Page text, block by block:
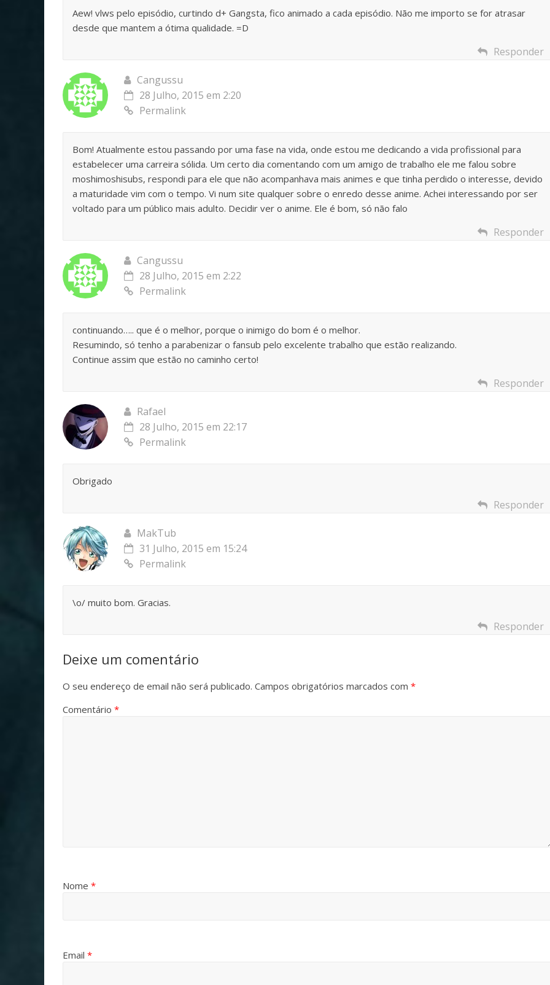
Aew! vlws pelo episódio, curtindo d+ Gangsta, fico animado a cada episódio. Não me importo se for atrasar
desde que mantem a ótima qualidade. =D
Responder
Cangussu
28 Julho, 2015 em 2:20
Permalink
Bom! Atualmente estou passando por uma fase na vida, onde estou me dedicando a vida profissional para
estabelecer uma carreira sólida. Um certo dia comentando com um amigo de trabalho ele me falou sobre
moshimoshisubs, respondi para ele que não acompanhava mais animes e que tinha perdido o interesse, devido
a maturidade vim com o tempo. Vi num site qualquer sobre o enredo desse anime. Achei interessando por ser
voltado para um público mais adulto. Decidir ver o anime. Ele é bom, só não falo
Responder
Cangussu
28 Julho, 2015 em 2:22
Permalink
continuando….. que é o melhor, porque o inimigo do bom é o melhor.
Resumindo, só tenho a parabenizar o fansub pelo excelente trabalho que estão realizando.
Continue assim que estão no caminho certo!
Responder
Rafael
28 Julho, 2015 em 22:17
Permalink
Obrigado
Responder
MakTub
31 Julho, 2015 em 15:24
Permalink
\o/ muito bom. Gracias.
Responder
Deixe um comentário
O seu endereço de email não será publicado. Campos obrigatórios marcados com *
Comentário *
Nome *
Email *